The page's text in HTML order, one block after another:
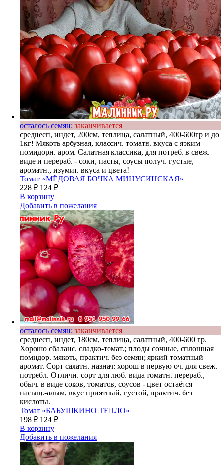
осталось семян: заканчивается
среднесп, индет, 200см, теплица, салатный, 400-600гр и до
1кг! Мякоть арбузная, классич. томатн. вкуса с ярким
помидорн. аром. Салатная классика, для потреб. в свеж.
виде и перераб. - соки, пасты, соусы получ. густые,
ароматн., изумит. вкуса и цвета!
Томат «МЁДОВАЯ БОЧКА МИНУСИНСКАЯ»
228₽ 124 ₽
В корзину
Добавить в пожелания
осталось семян: заканчивается
среднесп, индет, 180см, теплица, салатный, 400-600 гр.
Хорошо сбаланс. сладко-томат.; плоды сочные, сплошная
помидор. мякоть, практич. без семян; яркий томатный
аромат. Сорт салатн. назнач: хорош в первую оч. для свеж.
потребл. Отличн. сорт для люб. вида томатн. перераб.,
обыч. в виде соков, томатов, соусов - цвет остаётся
насыщ.-алым, вкус приятный, густой, практич. без
кислоты.
Томат «БАБУШКИНО ТЕПЛО»
198₽ 124 ₽
В корзину
Добавить в пожелания